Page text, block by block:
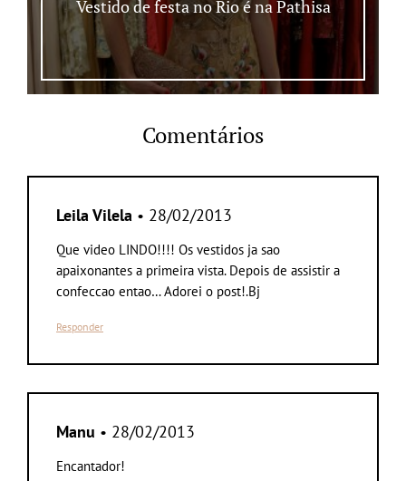
Vestido de festa no Rio é na Pathisa
Comentários
Leila Vilela • 28/02/2013
Que video LINDO!!!! Os vestidos ja sao
apaixonantes a primeira vista. Depois de assistir a
confeccao entao… Adorei o post!.Bj
Responder
Manu • 28/02/2013
Encantador!